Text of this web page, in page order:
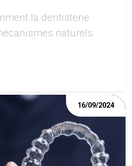
la dentisterie
naturels
16/09/2024